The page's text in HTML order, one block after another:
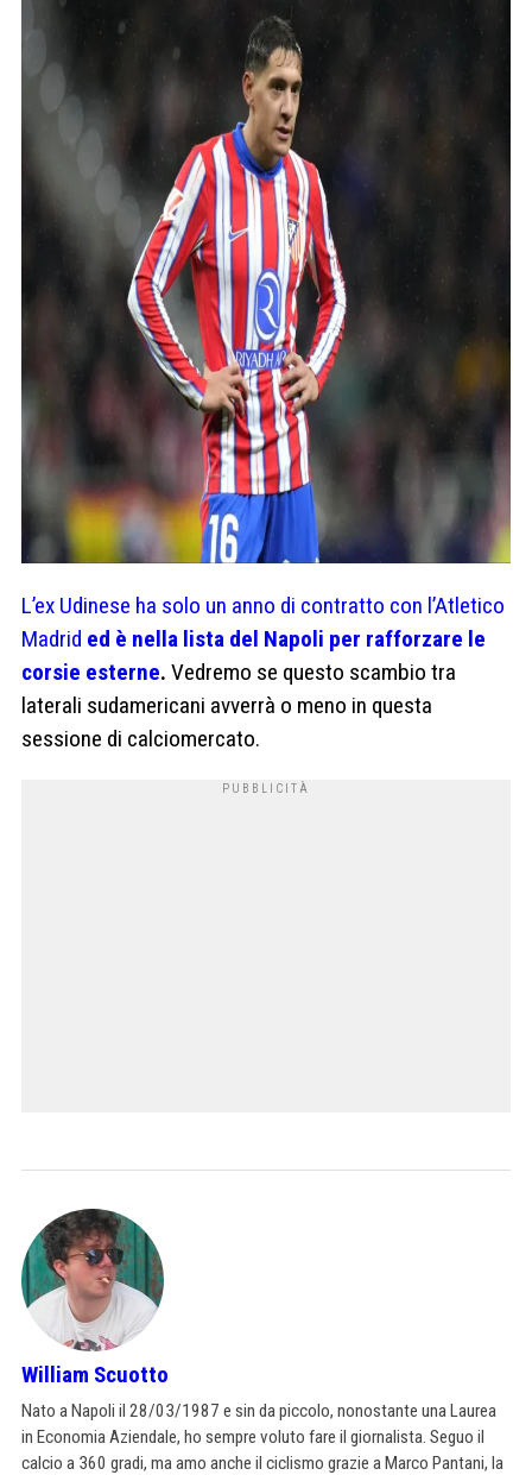
L’ex Udinese ha solo un anno di contratto con l’Atletico
Madrid ed è nella lista del Napoli per rafforzare le
corsie esterne. Vedremo se questo scambio tra
laterali sudamericani avverrà o meno in questa
sessione di calciomercato.
William Scuotto
Nato a Napoli il 28/03/1987 e sin da piccolo, nonostante una Laurea
in Economia Aziendale, ho sempre voluto fare il giornalista. Seguo il
calcio a 360 gradi, ma amo anche il ciclismo grazie a Marco Pantani, la